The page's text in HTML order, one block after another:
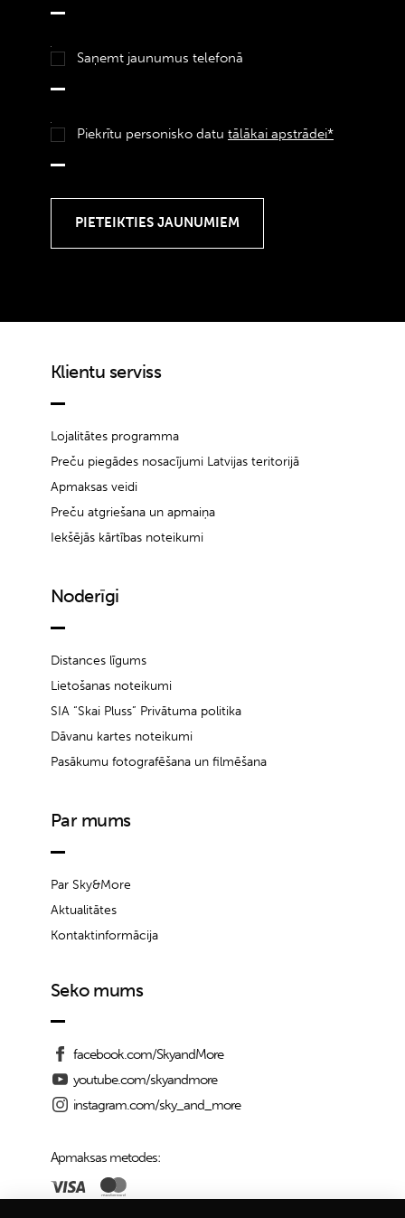
Saņemt jaunumus telefonā
Piekrītu personisko datu tālākai apstrādei*
Klientu serviss
Lojalitātes programma
Preču piegādes nosacījumi Latvijas teritorijā
Apmaksas veidi
Preču atgriešana un apmaiņa
Iekšējās kārtības noteikumi
Noderīgi
Distances līgums
Lietošanas noteikumi
SIA “Skai Pluss” Privātuma politika
Dāvanu kartes noteikumi
Pasākumu fotografēšana un filmēšana
Par mums
Par Sky&More
Aktualitātes
Kontaktinformācija
Seko mums
facebook.com/SkyandMore
youtube.com/skyandmore
instagram.com/sky_and_more
Apmaksas metodes: